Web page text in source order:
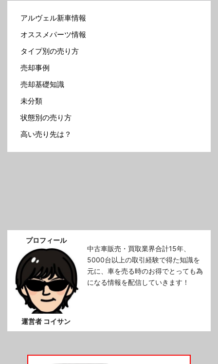
アルヴェル新車情報
オススメパーツ情報
タイプ別の売り方
売却事例
売却基礎知識
未分類
状態別の売り方
高い売り先は？
プロフィール
運営者 コイサン
中古車販売・買取業界合計15年、
5000台以上の取引経験で得た知識を
元に、車を売る時のお得でとっても為
になる情報を配信していきます！